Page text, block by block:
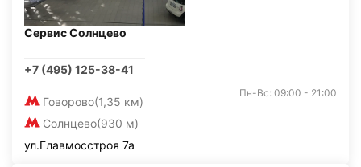
Сервис Солнцево
+7 (495) 125-38-41
Говорово(1,35 км)
Солнцево(930 м)
Пн-Вс: 09:00 - 21:00
ул.Главмосстроя 7а